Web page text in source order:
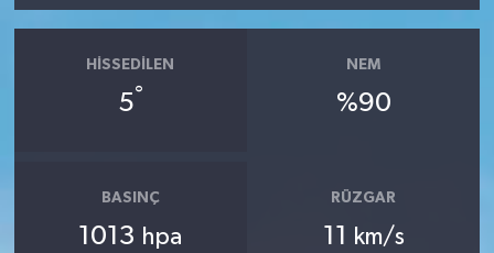
HISSEDILEN
5°
NEM
%90
BASINÇ
1013 hpa
RÜZGAR
11 km/s